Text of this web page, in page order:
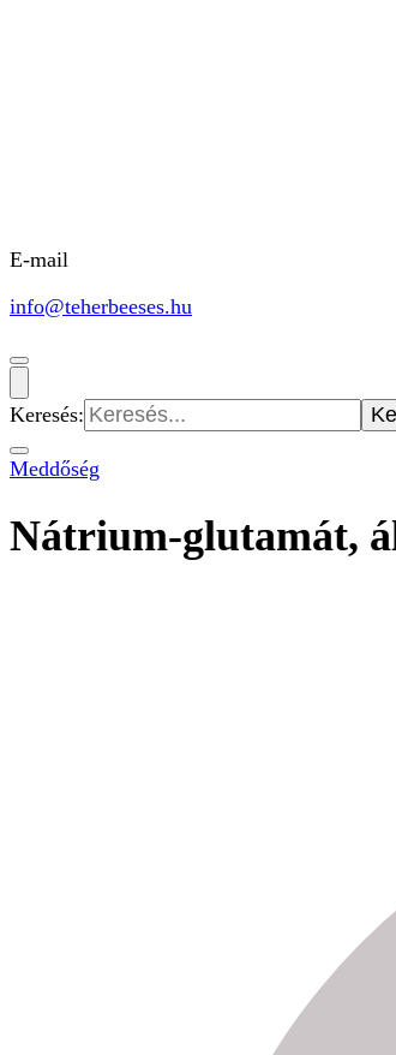
E-mail
info@teherbeeses.hu
Keresés:
Meddőség
Nátrium-glutamát,